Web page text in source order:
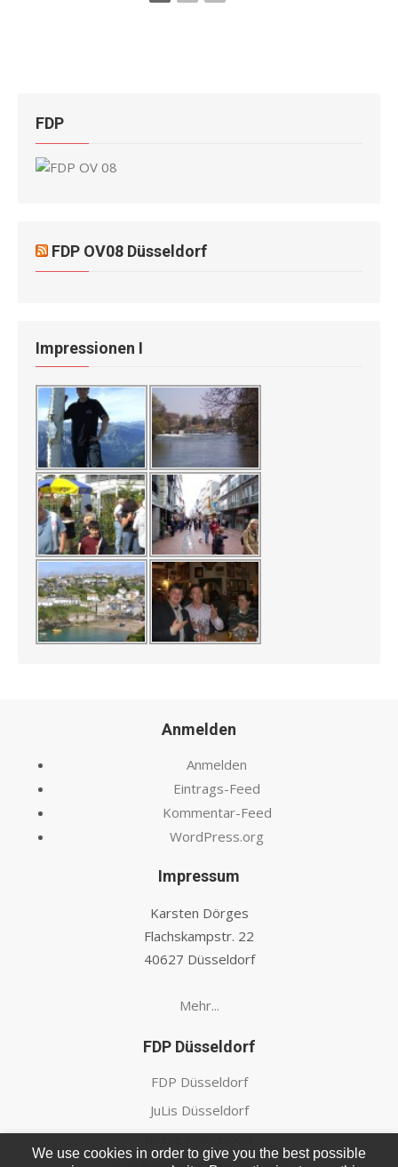
FDP
FDP OV08 Düsseldorf
Impressionen I
Anmelden
Anmelden
Eintrags-Feed
Kommentar-Feed
WordPress.org
Impressum
Karsten Dörges
Flachskampstr. 22
40627 Düsseldorf
Mehr...
FDP Düsseldorf
FDP Düsseldorf
JuLis Düsseldorf
lib'elle Düsseldorf
We use cookies in order to give you the best possible